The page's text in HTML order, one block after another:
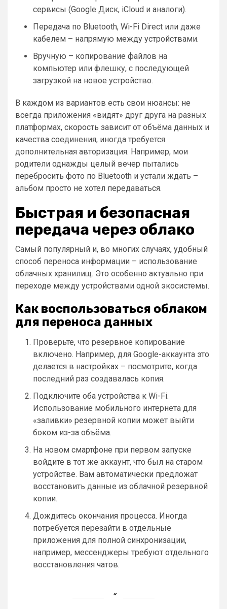
сервисы (Google Диск, iCloud и аналоги).
Передача по Bluetooth, Wi-Fi Direct или даже
кабелем – напрямую между устройствами.
Вручную – копирование файлов на
компьютер или флешку, с последующей
загрузкой на новое устройство.
В каждом из вариантов есть свои нюансы: не
всегда приложения «видят» друг друга на разных
платформах, скорость зависит от объёма данных и
качества соединения, иногда требуется
дополнительная авторизация. Например, мои
родители однажды целый вечер пытались
перебросить фото по Bluetooth и устали ждать –
альбом просто не хотел передаваться.
Быстрая и безопасная
передача через облако
Самый популярный и, во многих случаях, удобный
способ переноса информации – использование
облачных хранилищ. Это особенно актуально при
переходе между устройствами одной экосистемы.
Как воспользоваться облаком
для переноса данных
Проверьте, что резервное копирование
включено. Например, для Google-аккаунта это
делается в настройках – посмотрите, когда
последний раз создавалась копия.
Подключите оба устройства к Wi-Fi.
Использование мобильного интернета для
«заливки» резервной копии может выйти
боком из-за объёма.
На новом смартфоне при первом запуске
войдите в тот же аккаунт, что был на старом
устройстве. Вам автоматически предложат
восстановить данные из облачной резервной
копии.
Дождитесь окончания процесса. Иногда
потребуется перезайти в отдельные
приложения для полной синхронизации,
например, мессенджеры требуют отдельного
восстановления чатов.